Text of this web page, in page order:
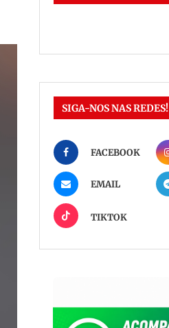
SIGA-NOS NAS REDES!
FACEBOOK
EMAIL
TIKTOK